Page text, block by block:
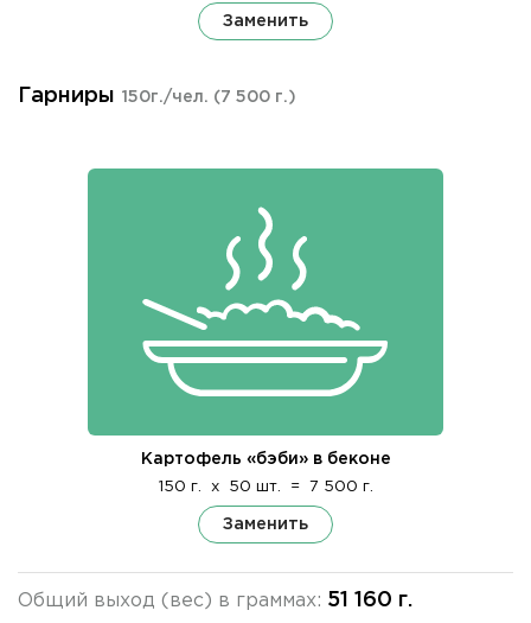
Заменить
Гарниры 150г./чел. (7 500 г.)
Картофель «бэби» в беконе
150 г. x 50 шт. = 7 500 г.
Заменить
Общий выход (вес) в граммах: 51 160 г.